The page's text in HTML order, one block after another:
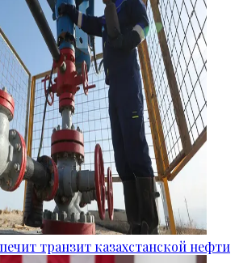
транзит казахстанской нефти